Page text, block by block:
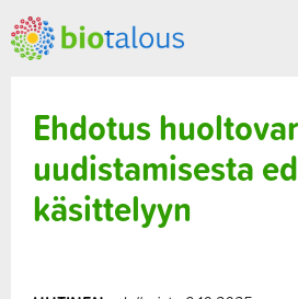
Ehdotus
uudistamisesta
käsittelyyn